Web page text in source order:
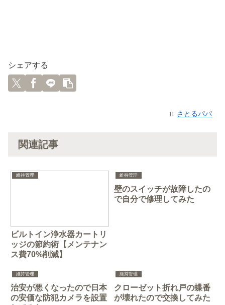
シェアする
さとるパパ
関連記事
維持管理
ビルトイン浄水器カートリ
ッジの節約術【メンテナン
ス費70%削減】
維持管理
壁のスイッチが故障したの
で自分で修理してみた
維持管理
治安が悪くなったので日本
の安価な防犯カメラを設置
維持管理
クローゼット折れ戸の蝶番
が壊れたので交換してみた